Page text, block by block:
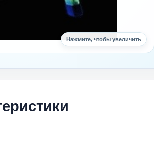
Нажмите, чтобы увеличить